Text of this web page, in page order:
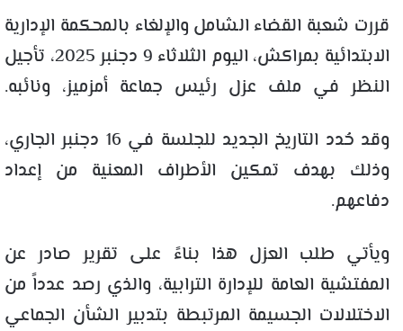
قررت شعبة القضاء الشامل والإلغاء بالمحكمة الإدارية
الابتدائية بمراكش، اليوم الثلاثاء 9 دجنبر 2025، تأجيل
النظر في ملف عزل رئيس جماعة أمزميز، ونائبه.
وقد حُدد التاريخ الجديد للجلسة في 16 دجنبر الجاري،
وذلك بهدف تمكين الأطراف المعنية من إعداد
دفاعهم.
ويأتي طلب العزل هذا بناءً على تقرير صادر عن
المفتشية العامة للإدارة الترابية، والذي رصد عدداً من
الاختلالات الجسيمة المرتبطة بتدبير الشأن الجماعي